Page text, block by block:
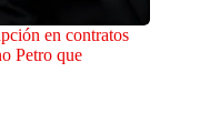
en contratos
Petro que